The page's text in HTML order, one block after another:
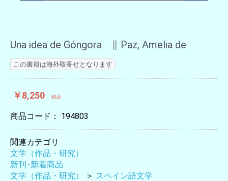
Una idea de Góngora ∥ Paz, Amelia de
この書籍は海外取寄せとなります
￥8,250 税込
商品コード： 194803
関連カテゴリ
文学（作品・研究）
新刊･新着商品
文学（作品・研究）
＞ スペイン語文学